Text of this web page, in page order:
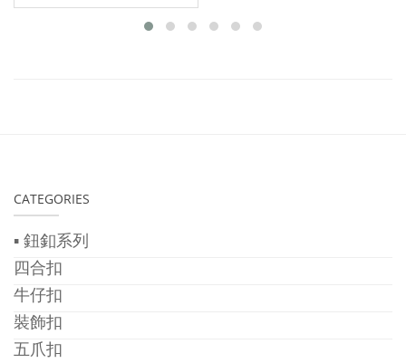
CATEGORIES
▪ 鈕釦系列
四合扣
牛仔扣
裝飾扣
五爪扣